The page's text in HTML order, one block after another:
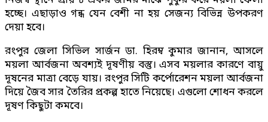
হচ্ছে। এছাড়াও গন্ধ যেন বেশী না হয় সেজন্য বিভিন্ন উপকরণ
দেয়া হবে।
রংপুর জেলা সিভিল সার্জন ডা. হিরম্ব কুমার জানান, আসলে
ময়লা আর্বজনা অবশ্যই দূষণীয় বস্তু। এসব ময়লার কারণে বায়ু
দূষনের মাত্রা বেড়ে যায়। রংপুর সিটি কর্পোরেশন ময়লা আর্বজনা
দিয়ে জৈব সার তৈরির প্রকল্প হাতে নিয়েছে। এগুলো শোধন করলে
দূষণ কিছুটা কমবে।